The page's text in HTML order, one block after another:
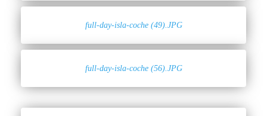
full-day-isla-coche (49).JPG
full-day-isla-coche (56).JPG